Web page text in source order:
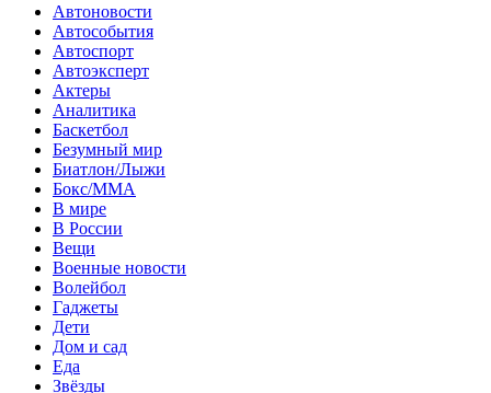
Автоновости
Автособытия
Автоспорт
Автоэксперт
Актеры
Аналитика
Баскетбол
Безумный мир
Биатлон/Лыжи
Бокс/MMA
В мире
В России
Вещи
Военные новости
Волейбол
Гаджеты
Дети
Дом и сад
Еда
Звёзды